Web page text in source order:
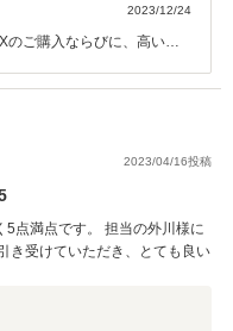
2023/12/24
のご購入ならびに、高い評
、これからもアップル八戸
～8日の初売りも福袋を用
のご来店お待ちしておりま
2023/04/16投稿
点満点です。 担当の外川様に
き受けていただき、とても良い